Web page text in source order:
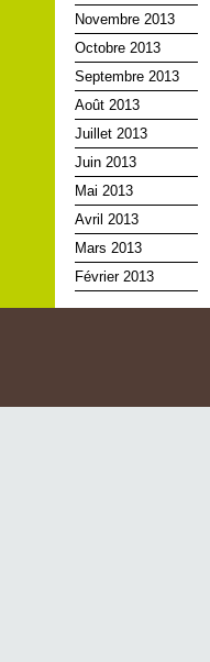
Novembre 2013
Octobre 2013
Septembre 2013
Août 2013
Juillet 2013
Juin 2013
Mai 2013
Avril 2013
Mars 2013
Février 2013